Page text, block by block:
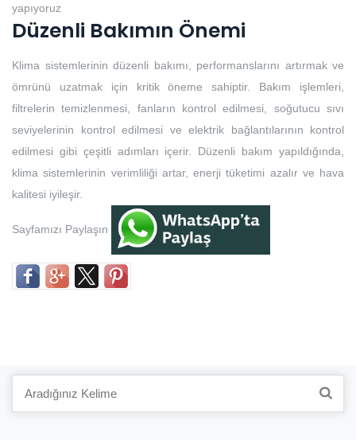
yapıyoruz
Düzenli Bakımın Önemi
Klima sistemlerinin düzenli bakımı, performanslarını artırmak ve
ömrünü uzatmak için kritik öneme sahiptir. Bakım işlemleri,
filtrelerin temizlenmesi, fanların kontrol edilmesi, soğutucu sıvı
seviyelerinin kontrol edilmesi ve elektrik bağlantılarının kontrol
edilmesi gibi çeşitli adımları içerir. Düzenli bakım yapıldığında,
klima sistemlerinin verimliliği artar, enerji tüketimi azalır ve hava
kalitesi iyileşir.
Sayfamızı Paylaşın